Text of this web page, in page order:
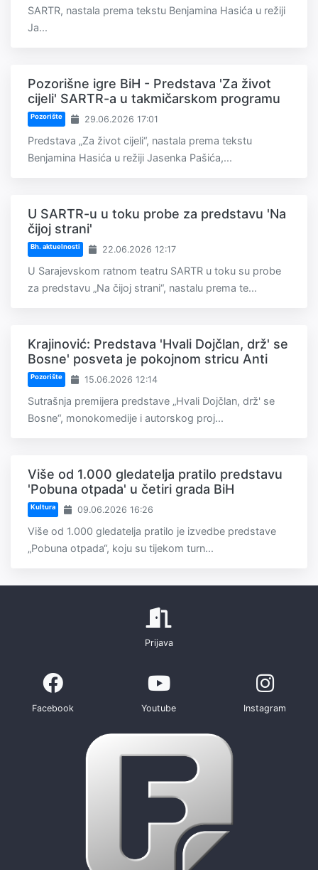
SARTR, nastala prema tekstu Benjamina Hasića u režiji
Ja...
Pozorišne igre BiH - Predstava 'Za život
cijeli' SARTR-a u takmičarskom programu
Pozorište 29.06.2026 17:01
Predstava „Za život cijeli“, nastala prema tekstu
Benjamina Hasića u režiji Jasenka Pašića,...
U SARTR-u u toku probe za predstavu 'Na
čijoj strani'
Bh. aktuelnosti 22.06.2026 12:17
U Sarajevskom ratnom teatru SARTR u toku su probe
za predstavu „Na čijoj strani“, nastalu prema te...
Krajinović: Predstava 'Hvali Dojčlan, drž' se
Bosne' posveta je pokojnom stricu Anti
Pozorište 15.06.2026 12:14
Sutrašnja premijera predstave „Hvali Dojčlan, drž' se
Bosne“, monokomedije i autorskog proj...
Više od 1.000 gledatelja pratilo predstavu
'Pobuna otpada' u četiri grada BiH
Kultura 09.06.2026 16:26
Više od 1.000 gledatelja pratilo je izvedbe predstave
„Pobuna otpada“, koju su tijekom turn...
Prijava
Facebook Youtube Instagram